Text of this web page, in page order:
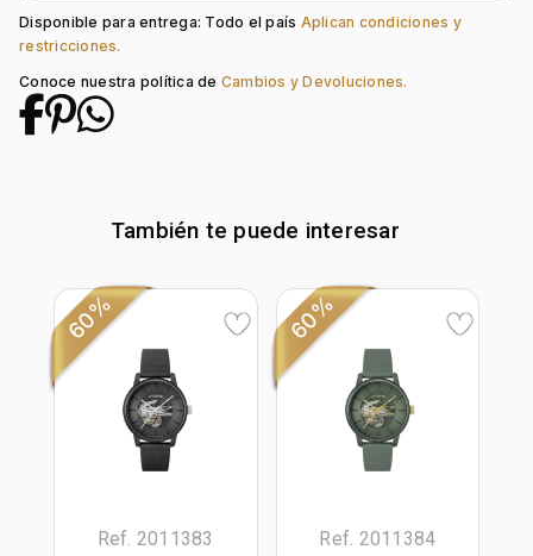
Estilo de numeración:
Index
Material del pulso:
Disponible para entrega: Todo el país Aplican condiciones y
restricciones.
Conoce nuestra política de Cambios y Devoluciones.
También te puede interesar
60%
Ref. 2011383
60%
Ref. 2011384